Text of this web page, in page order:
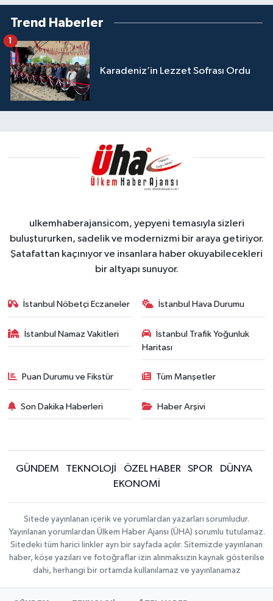
Trend Haberler
Karadeniz’in Lezzet Sofrası Ordu
1
ulkemhaberajansicom, yepyeni temasıyla sizleri
buluştururken, sadelik ve modernizmi bir araya getiriyor.
Şatafattan kaçınıyor ve insanlara haber okuyabilecekleri
bir altyapı sunuyor.
İstanbul Nöbetçi Eczaneler İstanbul Hava Durumu
İstanbul Namaz Vakitleri
İstanbul Trafik Yoğunluk
Haritası
Puan Durumu ve Fikstür Tüm Manşetler
Son Dakika Haberleri Haber Arşivi
GÜNDEM TEKNOLOJİ ÖZEL HABER SPOR
DÜNYA
EKONOMİ
Sitede yayınlanan içerik ve yorumlardan yazarları sorumludur.
Yayınlanan yorumlardan Ülkem Haber Ajansı (ÜHA) sorumlu tutulamaz.
Sitedeki tüm harici linkler ayrı bir sayfada açılır. Sitemizde yayınlanan
haber, köşe yazıları ve fotoğraflar izin alınmaksızın kaynak gösterilse
dahi, herhangi bir ortamda kullanılamaz ve yayınlanamaz